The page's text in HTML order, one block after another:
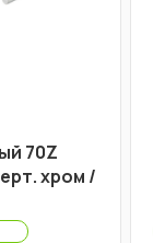
70Z
хром /